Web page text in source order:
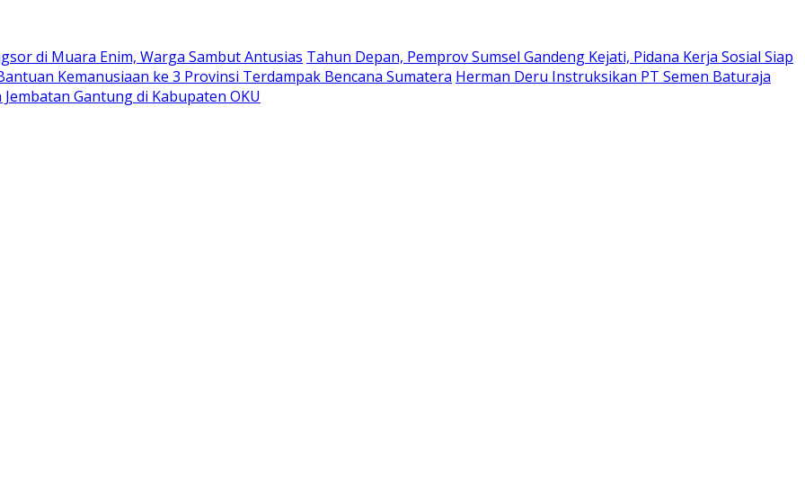
di Muara Enim, Warga Sambut Antusias Tahun Depan, Pemprov Sumsel Gandeng Kejati, Pidana Kerja Sosial Siap
Kemanusiaan ke 3 Provinsi Terdampak Bencana Sumatera Herman Deru Instruksikan PT Semen Baturaja
Gantung di Kabupaten OKU